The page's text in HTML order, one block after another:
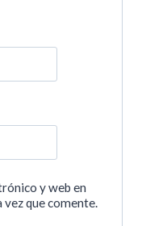
y web en
que comente.